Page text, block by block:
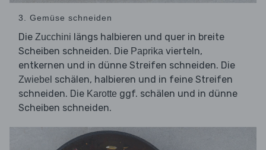
3. Gemüse schneiden
Die Zucchini längs halbieren und quer in breite
Scheiben schneiden. Die Paprika vierteln,
entkernen und in dünne Streifen schneiden. Die
Zwiebel schälen, halbieren und in feine Streifen
schneiden. Die Karotte ggf. schälen und in dünne
Scheiben schneiden.